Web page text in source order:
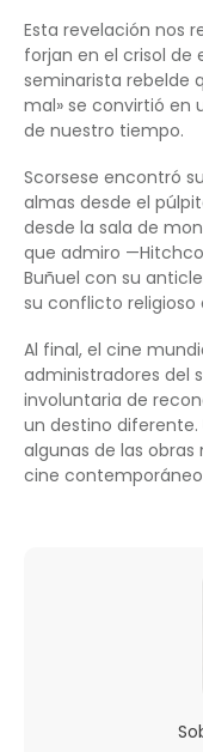
Esta revelación nos
forjan en el crisol de
seminarista rebelde
mal» se convirtió en
de nuestro tiempo.
Scorsese encontró
almas desde el
desde la sala de
que admiro
Buñuel con su
su conflicto
Al final, el cine
administradores del
involuntaria de
un destino diferente.
algunas de las
cine